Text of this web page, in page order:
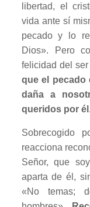
libertad, el
vida ante sí
pecado y lo
Dios». Pero
felicidad del ser
que el pecado
daña a
queridos por él .
Sobrecogido
reacciona
Señor, que
aparta de él,
«No temas;